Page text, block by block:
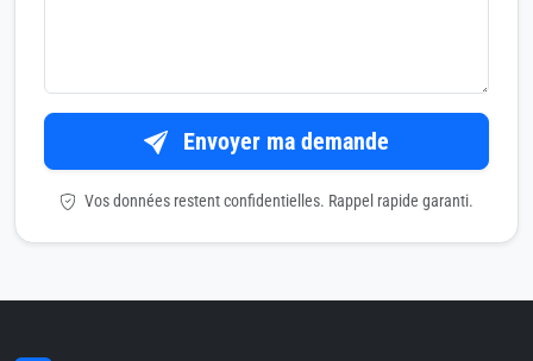
Envoyer ma demande
Vos données restent confidentielles. Rappel rapide garanti.